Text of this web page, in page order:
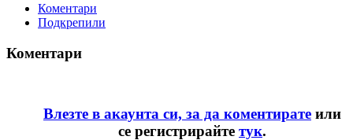
Коментари
Подкрепили
Коментари
Влезте в акаунта си, за да коментирате или
се регистрирайте тук.